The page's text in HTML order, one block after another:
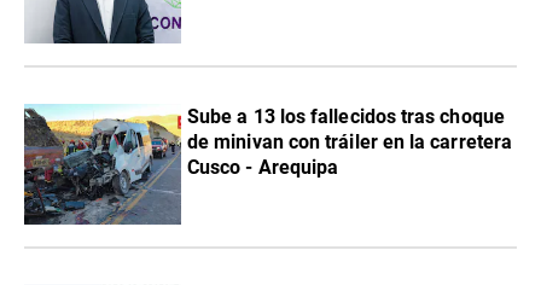
Sube a 13 los fallecidos tras choque
de minivan con tráiler en la carretera
Cusco - Arequipa